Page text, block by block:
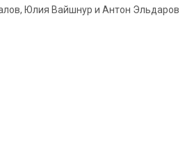
Юлия Вайшнур и Антон Эльдаров